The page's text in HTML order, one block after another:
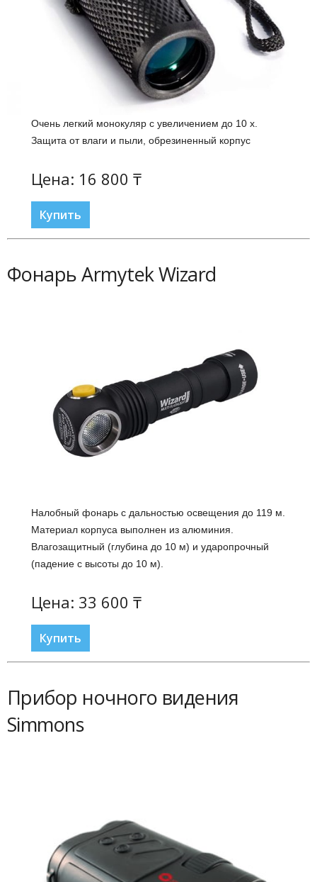
Очень легкий монокуляр с увеличением до 10 x.
Защита от влаги и пыли, обрезиненный корпус
Цена: 16 800 ₸
Купить
Фонарь Armytek Wizard
Налобный фонарь с дальностью освещения до 119 м.
Материал корпуса выполнен из алюминия.
Влагозащитный (глубина до 10 м) и ударопрочный
(падение с высоты до 10 м).
Цена: 33 600 ₸
Купить
Прибор ночного видения
Simmons